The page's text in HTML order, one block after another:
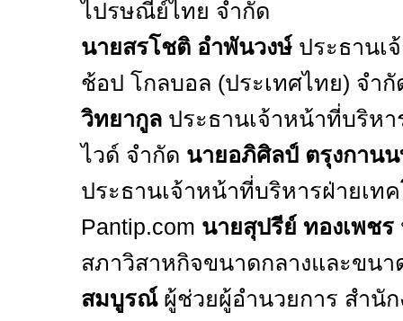
ไปรษณีย์ไทย จำกัด
นายสรโชติ อำพันวงษ์ ประธานเ
ช้อป โกลบอล (ประเทศไทย) จำ
วิทยากูล ประธานเจ้าหน้าที่บริห
ไวด์ จำกัด นายอภิศิลป์ ตรุงกาน
ประธานเจ้าหน้าที่บริหารฝ่ายเท
Pantip.com นายสุปรีย์ ทองเพชร
สภาวิสาหกิจขนาดกลางและขน
สมบูรณ์ผู้ช่วยผู้อำนวยการ สำนัก